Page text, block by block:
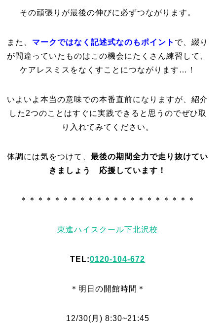
その頑張りが最後の伸びに必ずつながります。
また、 マークではなく記述式なのもポイント で、綴り
が間違っていたものはこの機会にたくさん練習して、
ケアレスミスをなくすことにつながります…！
いよいよ本当の意味での本番直前になりますが、紹介
した2つのことはすぐに実践できると思うのでぜひ取
り入れてみてください。
体調には気をつけて、最後の期間全力で走り抜けてい
きましょう 応援しています！
＊＊＊＊＊＊＊＊＊＊＊＊＊＊＊＊＊＊＊＊＊
東進ハイスクール下北沢校
TEL:0120-104-672
＊明日 の開館時間＊
12/30(月 ) 8:30~21:45